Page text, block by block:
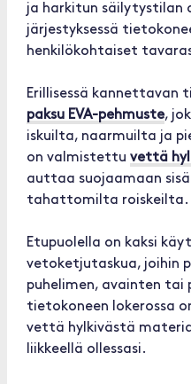
ja harkitun säilytystilan
järjestyksessä
henkilökohtaiset
Erillisessä kannettavan
paksu EVA-pehmuste,
iskuilta, naarmuilta ja
on valmistettu vettä
auttaa suojaamaan
tahattomilta roiskeilta.
Etupuolella on kaksi
vetoketjutaskua, joihin
puhelimen, avainten tai
tietokoneen lokerossa
vettä hylkivästä
liikkeellä ollessasi.